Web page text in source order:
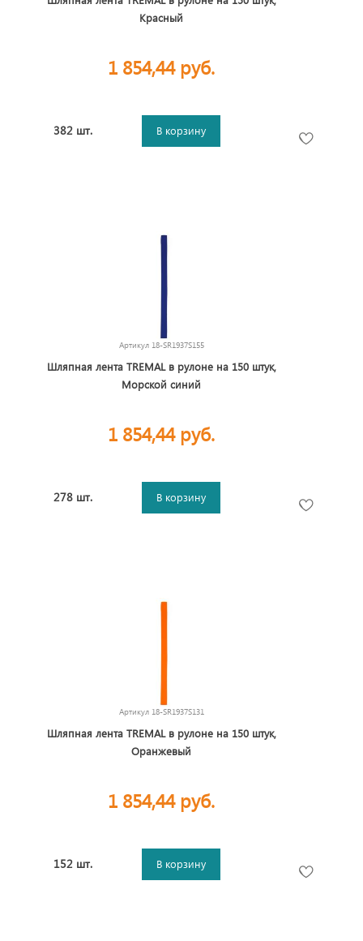
Красный
1 854,44 руб.
382 шт. В корзину
Артикул 18-SR1937S155
Шляпная лента TREMAL в рулоне на 150 штук,
Морской синий
1 854,44 руб.
278 шт. В корзину
Артикул 18-SR1937S131
Шляпная лента TREMAL в рулоне на 150 штук,
Оранжевый
1 854,44 руб.
152 шт. В корзину